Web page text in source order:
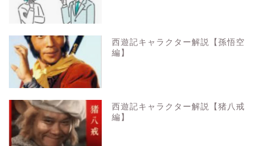
西遊記キャラクター解説【孫悟空
編】
西遊記キャラクター解説【猪八戒
編】